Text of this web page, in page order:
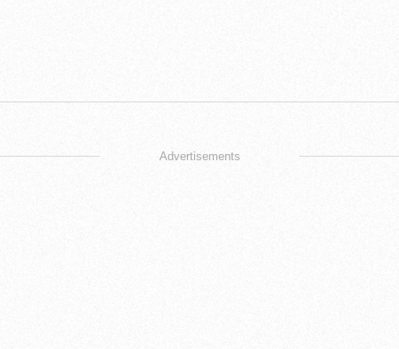
Advertisements